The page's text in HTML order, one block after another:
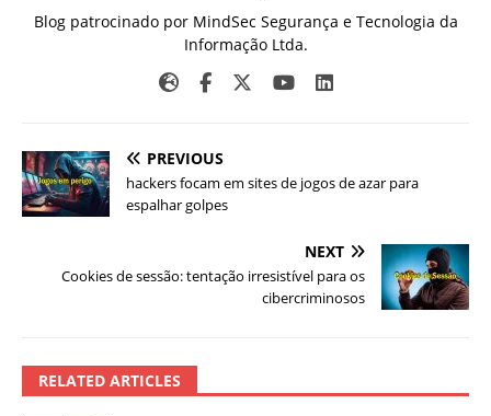
Blog patrocinado por MindSec Segurança e Tecnologia da
Informação Ltda.
PREVIOUS
hackers focam em sites de jogos de azar para
espalhar golpes
NEXT
Cookies de sessão: tentação irresistível para os
cibercriminosos
RELATED ARTICLES